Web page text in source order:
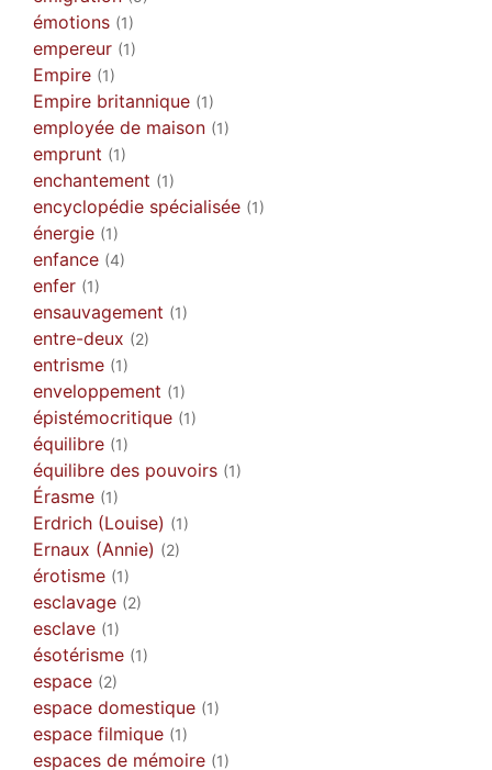
émotions (1)
empereur (1)
Empire (1)
Empire britannique (1)
employée de maison (1)
emprunt (1)
enchantement (1)
encyclopédie spécialisée (1)
énergie (1)
enfance (4)
enfer (1)
ensauvagement (1)
entre-deux (2)
entrisme (1)
enveloppement (1)
épistémocritique (1)
équilibre (1)
équilibre des pouvoirs (1)
Érasme (1)
Erdrich (Louise) (1)
Ernaux (Annie) (2)
érotisme (1)
esclavage (2)
esclave (1)
ésotérisme (1)
espace (2)
espace domestique (1)
espace filmique (1)
espaces de mémoire (1)